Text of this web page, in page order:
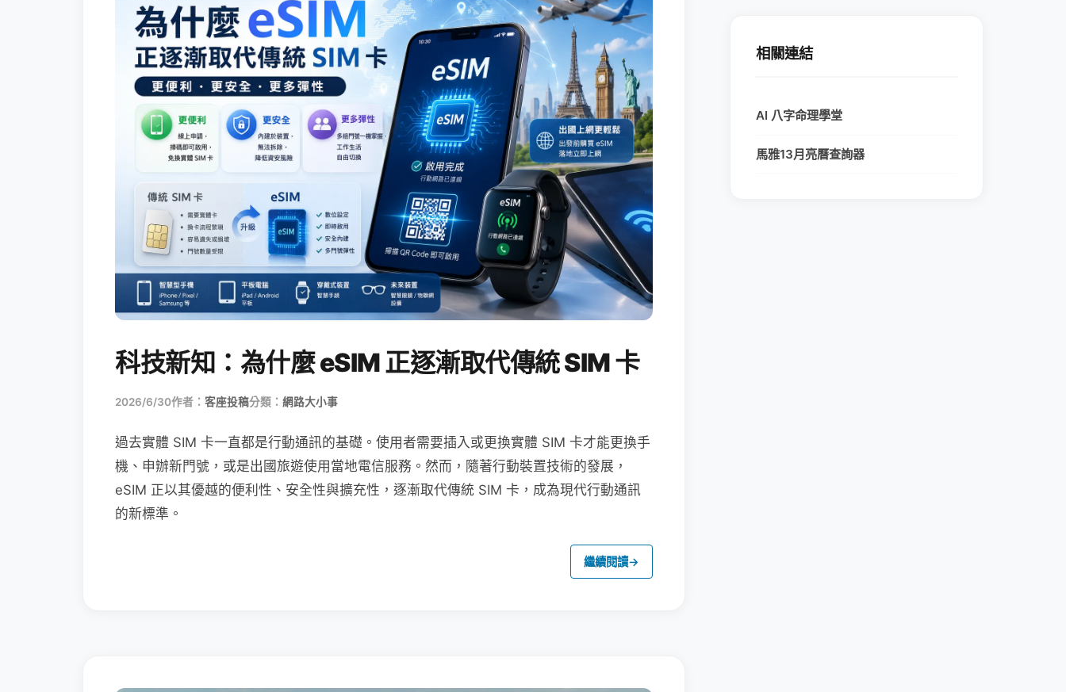
科技新知：為什麼 eSIM 正逐漸取代傳統 SIM 卡
2026/6/30作者： 客座投稿分類： 網路大小事
過去實體 SIM 卡一直都是行動通訊的基礎。使用者需要插入或更換實體 SIM 卡才能更換手
機、申辦新門號，或是出國旅遊使用當地電信服務。然而，隨著行動裝置技術的發展，
eSIM 正以其優越的便利性、安全性與擴充性，逐漸取代傳統 SIM 卡，成為現代行動通訊
的新標準。
繼續閱讀→
相關連結
AI 八字命理學堂
馬雅13月亮曆查詢器